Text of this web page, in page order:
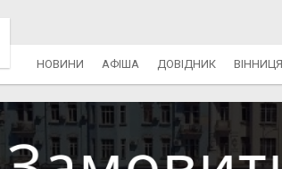
НОВИНИ АФІША ДОВІДНИК ВІННИЦЯ